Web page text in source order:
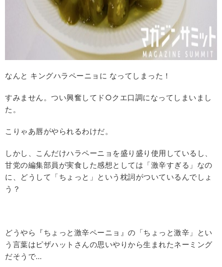
なんと キングハラペーニョに なってしまった！
すみません。つい興奮してド○クエ口調になってしまいまし
た。
こりゃあ唇がやられるわけだ。
しかし、こんだけハラペーニョを盛り盛り使用しているし、
甘党の編集部員が実食した感想としては「激辛すぎる」なの
に、どうして「ちょっと」という枕詞がついているんでしょ
う？
どうやら『ちょっと激辛ペーニョ』の「ちょっと激辛」とい
う言葉はピザハットさんの思いやりから生まれたネーミング
だそうで…